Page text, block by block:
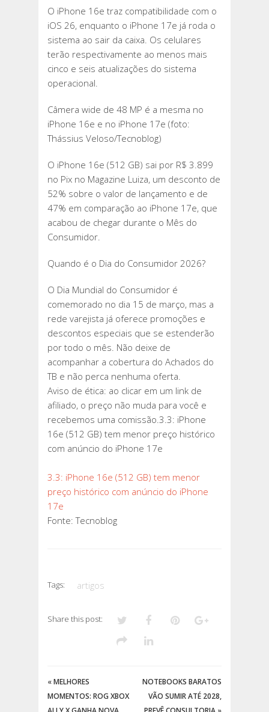
O iPhone 16e traz compatibilidade com o
iOS 26, enquanto o iPhone 17e já roda o
sistema ao sair da caixa. Os celulares
terão respectivamente ao menos mais
cinco e seis atualizações do sistema
operacional.
Câmera wide de 48 MP é a mesma no
iPhone 16e e no iPhone 17e (foto:
Thássius Veloso/Tecnoblog)
O iPhone 16e (512 GB) sai por R$ 3.899
no Pix no Magazine Luiza, um desconto de
52% sobre o valor de lançamento e de
47% em comparação ao iPhone 17e, que
acabou de chegar durante o Mês do
Consumidor.
Quando é o Dia do Consumidor 2026?
O Dia Mundial do Consumidor é
comemorado no dia 15 de março, mas a
rede varejista já oferece promoções e
descontos especiais que se estenderão
por todo o mês. Não deixe de
acompanhar a cobertura do Achados do
TB e não perca nenhuma oferta.
Aviso de ética: ao clicar em um link de
afiliado, o preço não muda para você e
recebemos uma comissão.3.3: iPhone
16e (512 GB) tem menor preço histórico
com anúncio do iPhone 17e
3.3: iPhone 16e (512 GB) tem menor
preço histórico com anúncio do iPhone
17e
Fonte: Tecnoblog
Tags: artigos
Share this post:
«MELHORES
MOMENTOS: ROG XBOX
NOTEBOOKS BARATOS
VÃO SUMIR ATÉ 2028,